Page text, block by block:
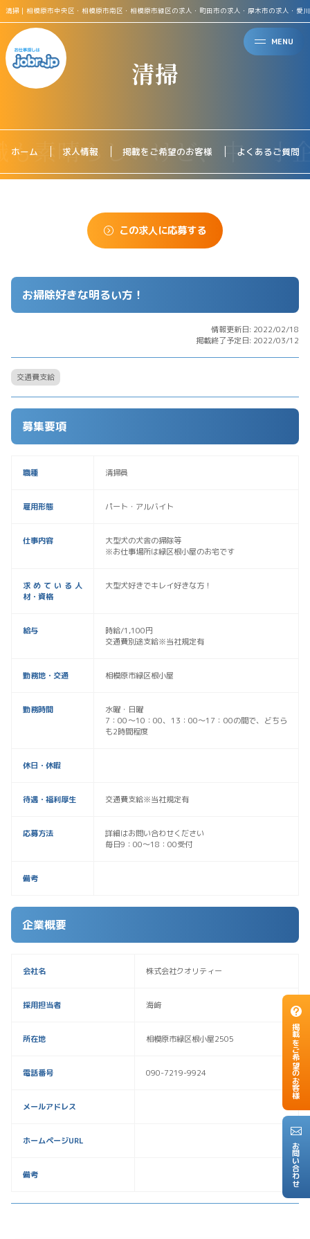
MENU
掲載をご希望のお客様
お問い合わせ
清掃｜相模原市中央区・相模原市南区・相模原市緑区の求人・町田市の求人・厚木市の求人・愛
清掃
ホーム 求人情報 掲載をご希望のお客様 よくあるご質問
この求人に応募する
お掃除好きな明るい方！
情報更新日: 2022/02/18
掲載終了予定日: 2022/03/12
交通費支給
募集要項
職種 清掃員
雇用形態 パート・アルバイト
仕事内容
大型犬の犬舎の掃除等
※お仕事場所は緑区根小屋のお宅です
求めている人
材・資格
大型犬好きでキレイ好きな方！
給与
時給/1,100円
交通費別途支給※当社規定有
勤務地・交通 相模原市緑区根小屋
勤務時間
水曜・日曜
7：00～10：00、13：00～17：00の間で、どちら
も2時間程度
休日・休暇
待遇・福利厚生 交通費支給※当社規定有
応募方法
詳細はお問い合わせください
毎日9：00～18：00受付
備考
企業概要
会社名 株式会社クオリティー
採用担当者 海﨑
所在地 相模原市緑区根小屋2505
電話番号 090-7219-9924
メールアドレス
ホームページURL
備考